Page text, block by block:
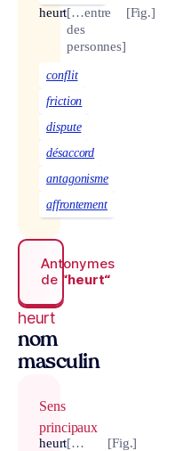
heurt[…entre
des
personnes]
[Fig.]
conflit
friction
dispute
désaccord
antagonisme
affrontement
Antonymes
de “heurt“
heurt
nom
masculin
Sens
principaux
heurt[…
[Fig.]